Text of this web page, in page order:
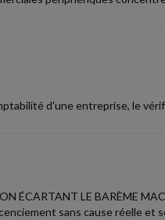
d'une entreprise, le
ÉCARTANT LE BARÈME
sans cause réelle et